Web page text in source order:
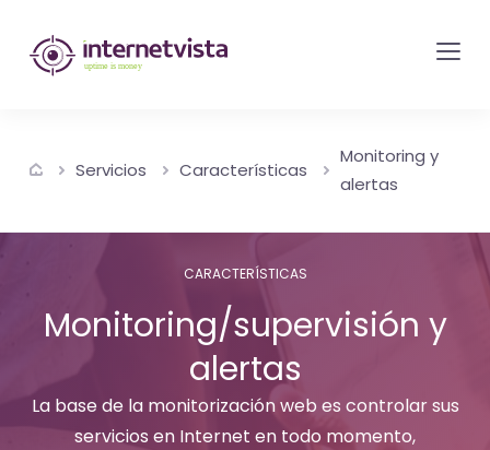
Monitorización
de
control
sitio
de
servicios
Servicios Características
Monitoring y
alertas
CARACTERÍSTICAS
Monitoring/supervisión y
alertas
La base de la monitorización web es controlar sus
servicios en Internet en todo momento,